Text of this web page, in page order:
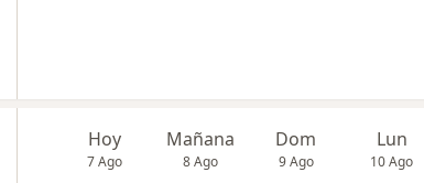
Hoy
7 Ago
Mañana
8 Ago
Dom
9 Ago
Lun
10 Ago